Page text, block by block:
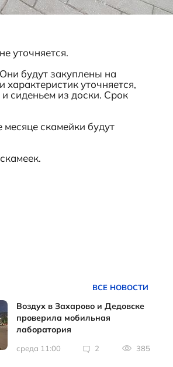
уточняется.
будут закуплены на
уточняется,
сиденьем из доски. Срок
скамейки будут
ВСЕ НОВОСТИ
Воздух в Захарово и Дедовске
проверила мобильная
лаборатория
среда 11:00 2 385